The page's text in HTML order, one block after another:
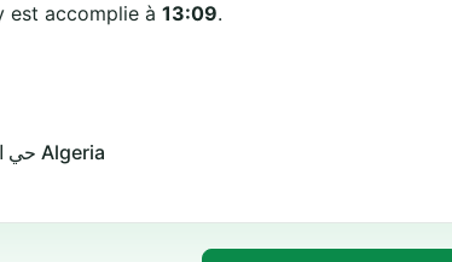
est accomplie à 13:09.
حي الرستميين 13000 تلمسان Algeria